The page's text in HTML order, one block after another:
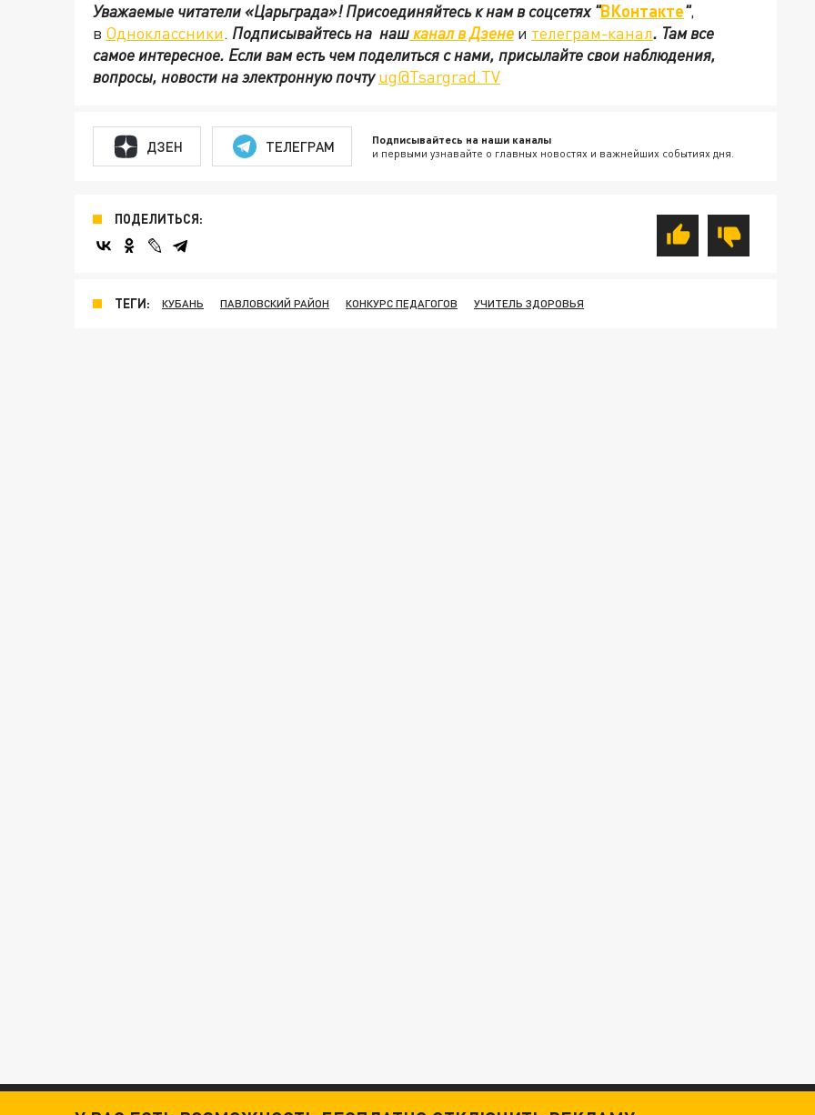
Уважаемые читатели «Царьграда»!Присоединяйтесь к нам в соцсетях"ВКонтакте",
в Одноклассники. Подписывайтесь на нашканал в Дзене и телеграм-канал. Там все
самое интересное. Если вам есть чем поделиться с нами, присылайте свои наблюдения,
вопросы, новости на электронную почтуug@Tsargrad.TV
ДЗЕН ТЕЛЕГРАМ Подписывайтесь на наши каналы
и первыми узнавайте о главных новостях и важнейших событиях дня.
ПОДЕЛИТЬСЯ:
ТЕГИ: КУБАНЬ ПАВЛОВСКИЙ РАЙОН КОНКУРС ПЕДАГОГОВ УЧИТЕЛЬ ЗДОРОВЬЯ